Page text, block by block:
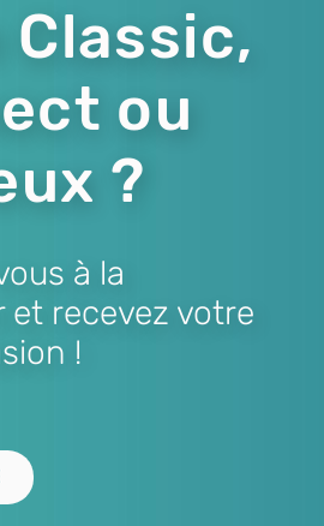
Classic,
ou
?
à la
et recevez votre
!